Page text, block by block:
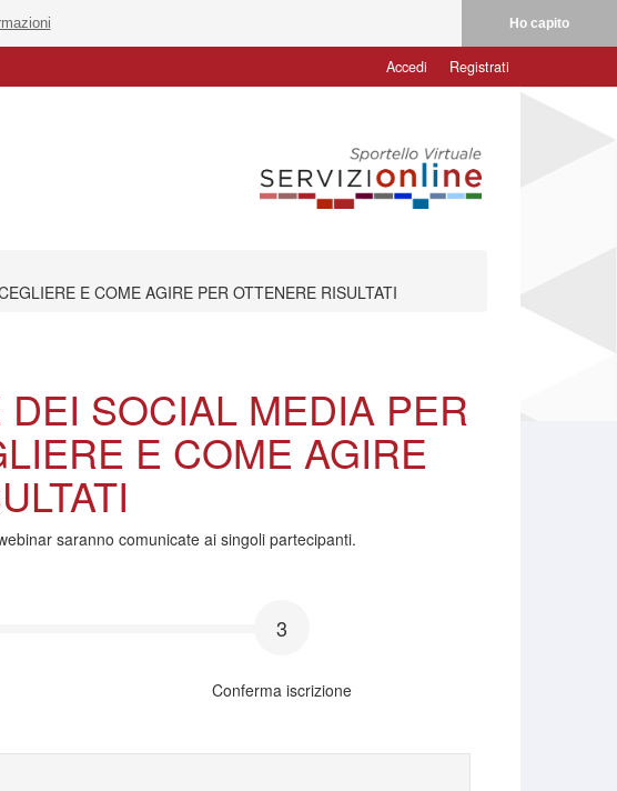
Ho capito
Accedi Registrati
E COME AGIRE PER OTTENERE RISULTATI
SOCIAL MEDIA PER
E COME AGIRE
saranno comunicate ai singoli partecipanti.
3
Conferma iscrizione